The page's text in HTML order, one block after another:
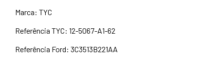
Marca: TYC
Referência TYC: 12-5067-A1-62
Referência Ford: 3C3513B221AA